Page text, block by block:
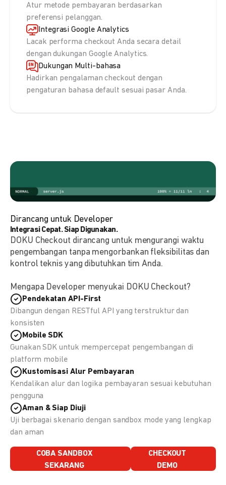
Atur metode pembayaran berdasarkan
preferensi pelanggan.
Integrasi Google Analytics
Lacak performa checkout Anda secara detail
dengan dukungan Google Analytics.
Dukungan Multi-bahasa
Hadirkan pengalaman checkout dengan
pengaturan bahasa default sesuai pasar Anda.
Dirancang untuk Developer
Integrasi Cepat. Siap Digunakan.
DOKU Checkout dirancang untuk mengurangi waktu
pengembangan tanpa mengorbankan fleksibilitas dan
kontrol teknis yang dibutuhkan tim Anda.
Mengapa Developer menyukai DOKU Checkout?
Pendekatan API-First
Dibangun dengan RESTful API yang terstruktur dan
konsisten
Mobile SDK
Gunakan SDK untuk mempercepat pengembangan di
platform mobile
Kustomisasi Alur Pembayaran
Kendalikan alur dan logika pembayaran sesuai kebutuhan
pengguna
Aman & Siap Diuji
Uji berbagai skenario dengan sandbox mode yang lengkap
dan aman
COBA SANDBOX
SEKARANG
CHECKOUT
DEMO